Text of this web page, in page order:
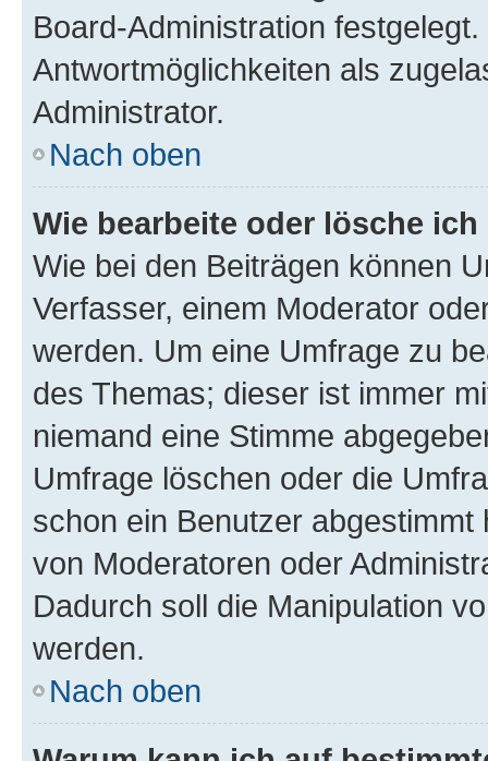
Board-Administration
Antwortmöglichkeiten als
Administrator.
Nach oben
Wie bearbeite oder lösche
Wie bei den Beiträgen können
Verfasser, einem Moderator
werden. Um eine Umfrage zu
des Themas; dieser ist immer
niemand eine Stimme
Umfrage löschen oder die
schon ein Benutzer
von Moderatoren oder
Dadurch soll die Manipulation
werden.
Nach oben